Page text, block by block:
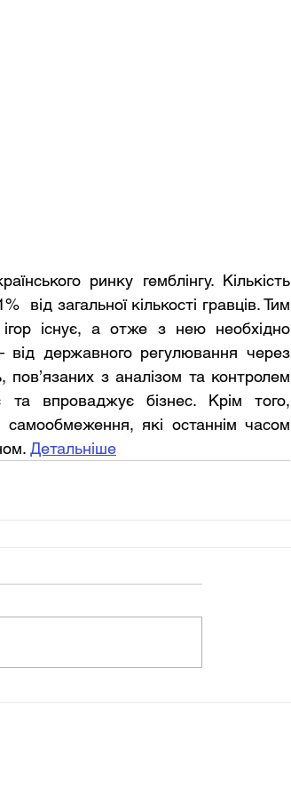
ринку гемблінгу. Кількість
від загальної кількості гравців. Тим
існує, а отже з нею необхідно
від державного регулювання через
з аналізом та контролем
та впроваджує бізнес. Крім того,
які останнім часом
Детальніше